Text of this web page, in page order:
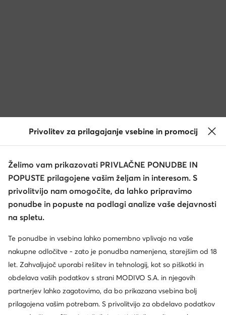
Privolitev za prilagajanje vsebine in promocij
Želimo vam prikazovati PRIVLAČNE PONUDBE IN
POPUSTE prilagojene vašim željam in interesom. S
privolitvijo nam omogočite, da lahko pripravimo
ponudbe in popuste na podlagi analize vaše dejavnosti
na spletu.
Te ponudbe in vsebina lahko pomembno vplivajo na vaše
nakupne odločitve - zato je ponudba namenjena, starejšim od 18
let. Zahvaljujoč uporabi rešitev in tehnologij, kot so piškotki in
obdelava vaših podatkov s strani MODIVO S.A. in njegovih
partnerjev lahko zagotovimo, da bo prikazana vsebina bolj
prilagojena vašim potrebam. S privolitvijo za obdelavo podatkov